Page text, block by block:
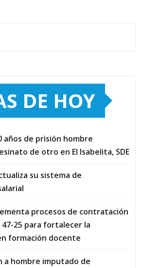
DE HOY
años de prisión hombre
de otro en El Isabelita, SDE
su sistema de
procesos de contratación
25 para fortalecer la
formación docente
a hombre imputado de